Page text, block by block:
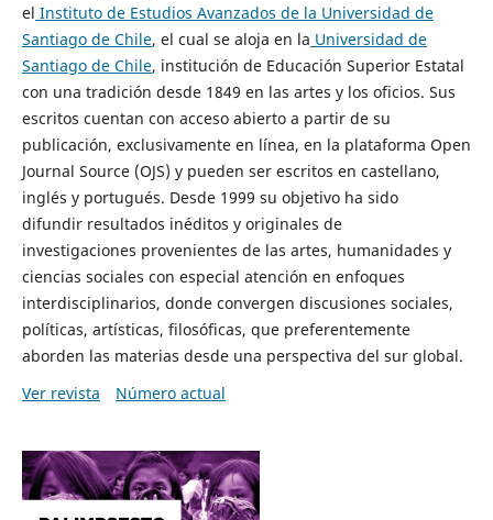
el Instituto de Estudios Avanzados de la Universidad de
Santiago de Chile, el cual se aloja en la Universidad de
Santiago de Chile, institución de Educación Superior Estatal
con una tradición desde 1849 en las artes y los oficios. Sus
escritos cuentan con acceso abierto a partir de su
publicación, exclusivamente en línea, en la plataforma Open
Journal Source (OJS) y pueden ser escritos en castellano,
inglés y portugués. Desde 1999 su objetivo ha sido
difundir resultados inéditos y originales de
investigaciones provenientes de las artes, humanidades y
ciencias sociales con especial atención en enfoques
interdisciplinarios, donde convergen discusiones sociales,
políticas, artísticas, filosóficas, que preferentemente
aborden las materias desde una perspectiva del sur global.
Ver revista
Número actual